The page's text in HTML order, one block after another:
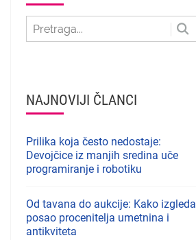
NAJNOVIJI ČLANCI
Prilika koja često nedostaje:
Devojčice iz manjih sredina uče
programiranje i robotiku
Od tavana do aukcije: Kako izgleda
posao procenitelja umetnina i
antikviteta